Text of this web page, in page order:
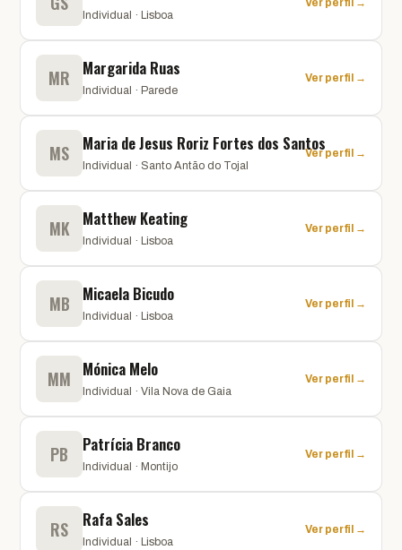
Individual · Lisboa
Ver perfil →
MR Margarida Ruas
Individual · Parede
Ver perfil →
MS Maria de Jesus Roriz Fortes dos Santos
Individual · Santo Antão do Tojal
Ver perfil →
MK Matthew Keating
Individual · Lisboa
Ver perfil →
MB Micaela Bicudo
Individual · Lisboa
Ver perfil →
MM Mónica Melo
Individual · Vila Nova de Gaia
Ver perfil →
PB Patrícia Branco
Individual · Montijo
Ver perfil →
RS Rafa Sales
Individual · Lisboa
Ver perfil →